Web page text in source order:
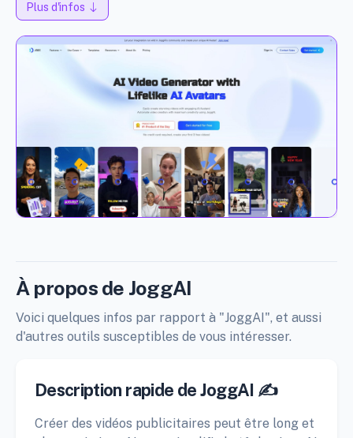
Plus d'infos
À propos de JoggAI
Voici quelques infos par rapport à "JoggAI", et aussi
d'autres outils susceptibles de vous intéresser.
Description rapide de JoggAI ✍️
Créer des vidéos publicitaires peut être long et